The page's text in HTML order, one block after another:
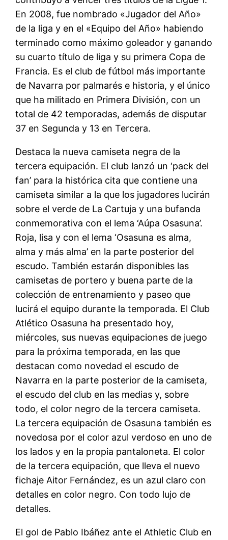
En 2008, fue nombrado «Jugador del Año»
de la liga y en el «Equipo del Año» habiendo
terminado como máximo goleador y ganando
su cuarto título de liga y su primera Copa de
Francia. Es el club de fútbol más importante
de Navarra por palmarés e historia, y el único
que ha militado en Primera División, con un
total de 42 temporadas, además de disputar
37 en Segunda y 13 en Tercera.
Destaca la nueva camiseta negra de la
tercera equipación. El club lanzó un ‘pack del
fan’ para la histórica cita que contiene una
camiseta similar a la que los jugadores lucirán
sobre el verde de La Cartuja y una bufanda
conmemorativa con el lema ‘Aúpa Osasuna’.
Roja, lisa y con el lema ‘Osasuna es alma,
alma y más alma’ en la parte posterior del
escudo. También estarán disponibles las
camisetas de portero y buena parte de la
colección de entrenamiento y paseo que
lucirá el equipo durante la temporada. El Club
Atlético Osasuna ha presentado hoy,
miércoles, sus nuevas equipaciones de juego
para la próxima temporada, en las que
destacan como novedad el escudo de
Navarra en la parte posterior de la camiseta,
el escudo del club en las medias y, sobre
todo, el color negro de la tercera camiseta.
La tercera equipación de Osasuna también es
novedosa por el color azul verdoso en uno de
los lados y en la propia pantaloneta. El color
de la tercera equipación, que lleva el nuevo
fichaje Aitor Fernández, es un azul claro con
detalles en color negro. Con todo lujo de
detalles.
El gol de Pablo Ibáñez ante el Athletic Club en